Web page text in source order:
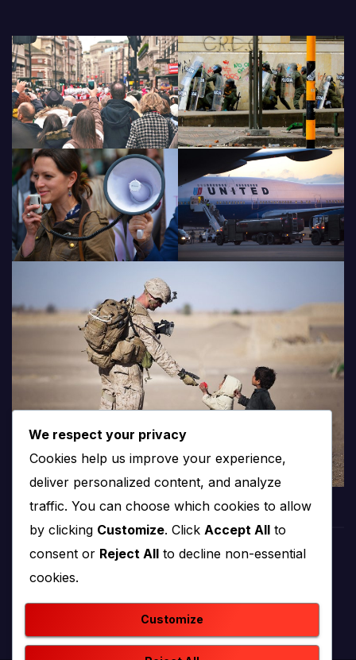
produkcija i emitiranje tv programa
We respect your privacy
Cookies help us improve your experience,
deliver personalized content, and analyze
traffic. You can choose which cookies to allow
by clicking Customize. Click Accept All to
consent or Reject All to decline non-essential
cookies.
Customize